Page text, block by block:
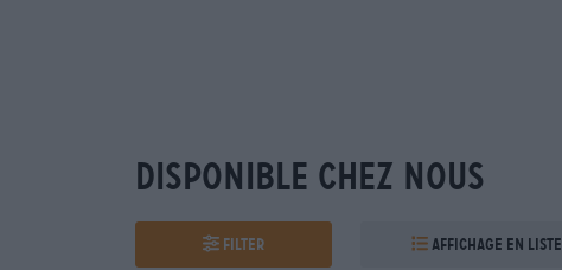
Disponible chez nous
Filter Affichage en liste